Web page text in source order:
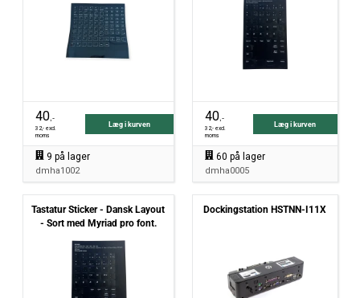
40,-
32,- excl.
moms
Læg i kurven
9 på lager
dmha1002
40,-
32,- excl.
moms
Læg i kurven
60 på lager
dmha0005
Tastatur Sticker - Dansk Layout
- Sort med Myriad pro font.
Dockingstation HSTNN-I11X